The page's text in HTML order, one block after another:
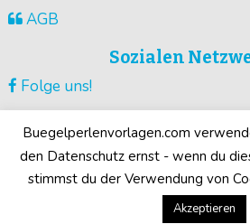
AGB
Sozialen
Folge uns!
Guck unsere Videos !
Deine Motive!
Buegelperlenvorlagen.com
den Datenschutz ernst - wenn du
stimmst du der Verwendung von
Akzeptieren